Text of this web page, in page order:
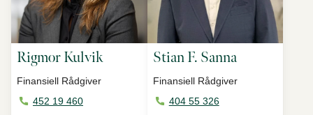
Rigmor Kulvik
Finansiell Rådgiver
452 19 460
Stian F. Sanna
Finansiell Rådgiver
404 55 326